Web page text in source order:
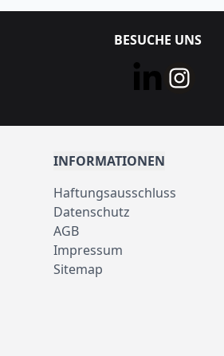
BESUCHE UNS
INFORMATIONEN
Haftungsausschluss
Datenschutz
AGB
Impressum
Sitemap